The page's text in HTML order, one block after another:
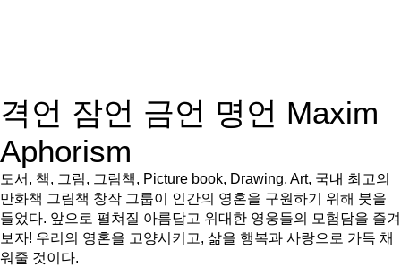
격언 잠언 금언 명언 Maxim
Aphorism
도서, 책, 그림, 그림책, Picture book, Drawing, Art, 국내 최고의
만화책 그림책 창작 그룹이 인간의 영혼을 구원하기 위해 붓을
들었다. 앞으로 펼쳐질 아름답고 위대한 영웅들의 모험담을 즐겨
보자! 우리의 영혼을 고양시키고, 삶을 행복과 사랑으로 가득 채
워줄 것이다.